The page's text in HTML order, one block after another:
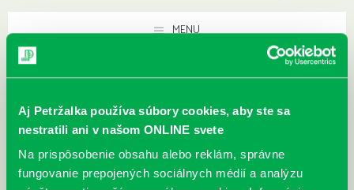
Aj Petržalka používa súbory cookies, aby ste sa
nestratili ani v našom ONLINE svete
Na prispôsobenie obsahu alebo reklám, správne
fungovanie prepojených sociálnych médií a analýzu
MENU
Archív máj 2014
Archív ▾